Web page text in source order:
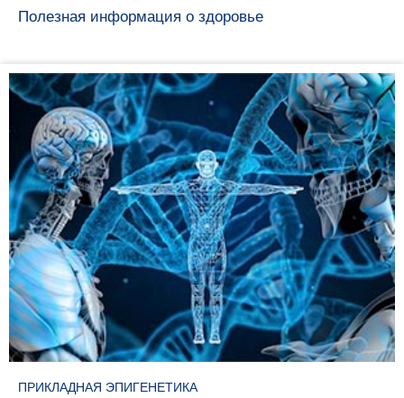
Полезная информация о здоровье
ПРИКЛАДНАЯ ЭПИГЕНЕТИКА